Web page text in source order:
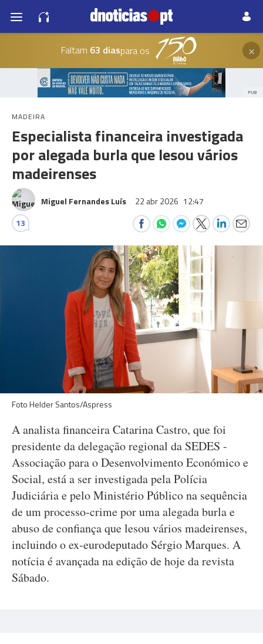
Faltam 63 diaspara os ×
PUB
MADEIRA
Especialista financeira investigada
por alegada burla que lesou vários
madeirenses
Miguel Fernandes Luís 22 abr 2026 12:47
13
Foto Helder Santos/Aspress
A analista financeira Catarina Castro, que foi
presidente da delegação regional da SEDES -
Associação para o Desenvolvimento Económico e
Social, está a ser investigada pela Polícia
Judiciária e pelo Ministério Público na sequência
de um processo-crime por uma alegada burla e
abuso de confiança que lesou vários madeirenses,
incluindo o ex-eurodeputado Sérgio Marques. A
notícia é avançada na edição de hoje da revista
Sábado.